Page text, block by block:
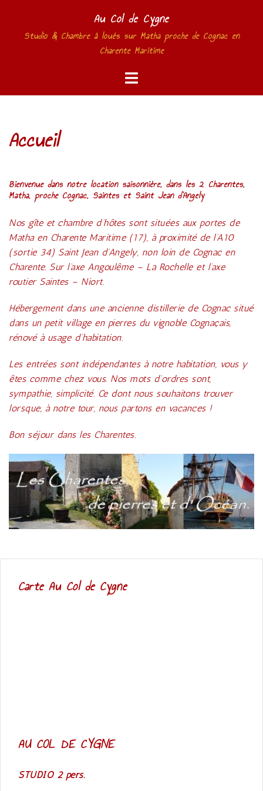
contenu
Au Col de Cygne
Studio & Chambre à loués sur Matha proche de Cognac en
Charente Maritime
Accueil
Bienvenue dans notre location saisonnière, dans les 2 Charentes,
Matha, proche Cognac, Saintes et Saint Jean d’Angely
Nos gîte et chambre d’hôtes sont situées aux portes de
Matha en Charente Maritime (17), à proximité de l’A10
(sortie 34) Saint Jean d’Angely, non loin de Cognac en
Charente. Sur l’axe Angoulême – La Rochelle et l’axe
routier Saintes – Niort.
Hébergement dans une ancienne distillerie de Cognac situé
dans un petit village en pierres du vignoble Cognaçais,
rénové à usage d’habitation.
Les entrées sont indépendantes à notre habitation, vous y
êtes comme chez vous. Nos mots d’ordres sont,
sympathie, simplicité. Ce dont nous souhaitons trouver
lorsque, à notre tour, nous partons en vacances !
Bon séjour dans les Charentes.
Carte Au Col de Cygne
AU COL DE CYGNE
STUDIO 2 pers.